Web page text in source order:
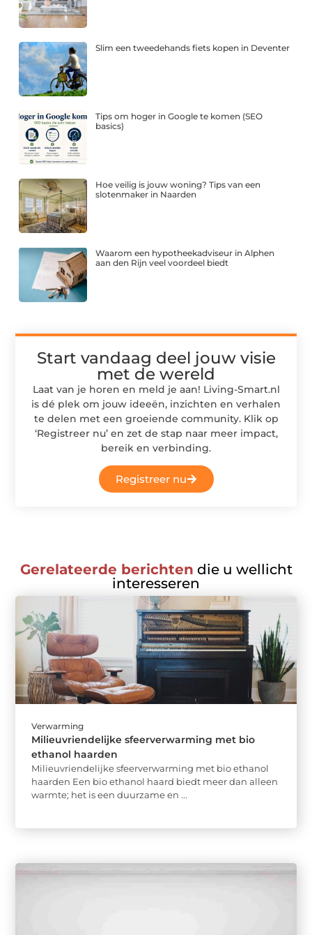
Slim een tweedehands fiets kopen in Deventer
Tips om hoger in Google te komen (SEO
basics)
Hoe veilig is jouw woning? Tips van een
slotenmaker in Naarden
Waarom een hypotheekadviseur in Alphen
aan den Rijn veel voordeel biedt
Start vandaag deel jouw visie
met de wereld
Laat van je horen en meld je aan! Living-Smart.nl
is dé plek om jouw ideeën, inzichten en verhalen
te delen met een groeiende community. Klik op
‘Registreer nu’ en zet de stap naar meer impact,
bereik en verbinding.
Registreer nu
Gerelateerde berichten die u wellicht
interesseren
Verwarming
Milieuvriendelijke sfeerverwarming met bio
ethanol haarden
Milieuvriendelijke sfeerverwarming met bio ethanol
haarden Een bio ethanol haard biedt meer dan alleen
warmte; het is een duurzame en ...